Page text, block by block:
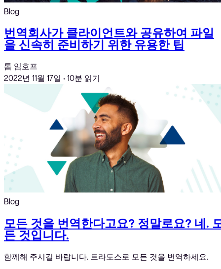
Blog
번역회사가 클라이언트와 공유하여 파일
을 신속히 준비하기 위한 유용한 팁
톰 임호프
2022년 11월 17일 •10분 읽기
Blog
모든 것을 번역한다고요? 정말로요? 네.
든 것입니다.
함께해 주시길 바랍니다. 트라도스로 모든 것을 번역하세요.